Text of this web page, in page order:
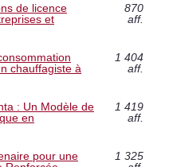
de licence
et
870
aff.
chauffagiste à
1 404
aff.
: Un Modèle de
en
1 419
aff.
pour une
1 325